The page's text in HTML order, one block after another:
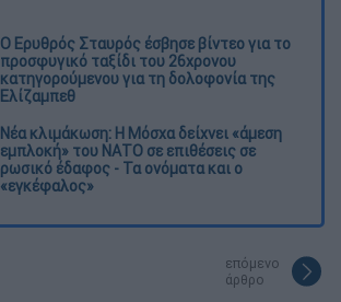
Ο Ερυθρός Σταυρός έσβησε βίντεο για το
προσφυγικό ταξίδι του 26χρονου
κατηγορούμενου για τη δολοφονία της
Ελίζαμπεθ
Νέα κλιμάκωση: Η Μόσχα δείχνει «άμεση
εμπλοκή» του ΝΑΤΟ σε επιθέσεις σε
ρωσικό έδαφος - Τα ονόματα και ο
«εγκέφαλος»
επόμενο
άρθρο